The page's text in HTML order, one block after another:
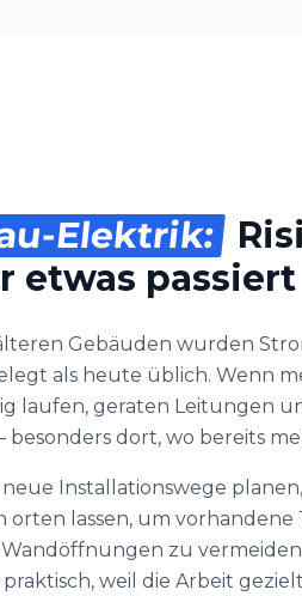
Elektrik:
etwas passiert
Gebäuden wurden
als heute üblich. Wenn
laufen, geraten Leitungen
besonders dort, wo bereits
Installationswege
orten lassen, um vorhandene
zu
weil die Arbeit